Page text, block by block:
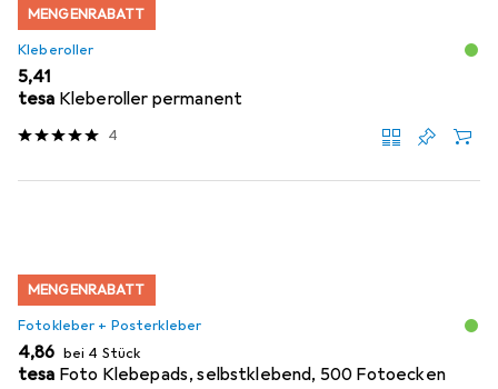
MENGENRABATT
Kleberoller
EUR
5,41
tesa Kleberoller permanent
4
MENGENRABATT
Fotokleber + Posterkleber
EUR
4,86 bei 4 Stück
tesa Foto Klebepads, selbstklebend, 500 Fotoecken